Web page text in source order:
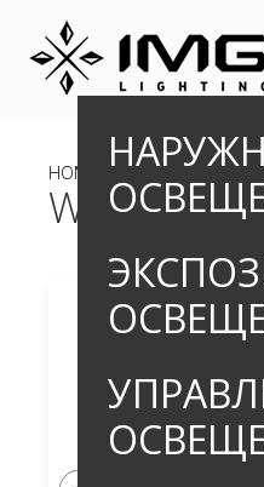
HOME » УЛИЧНЫЕ
WETAR-C